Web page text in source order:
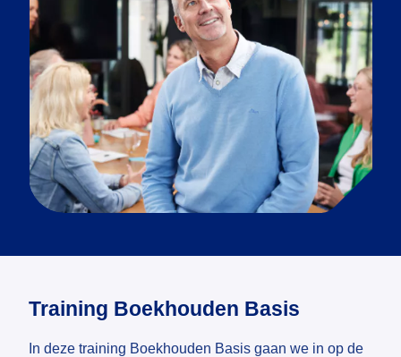
Training Boekhouden Basis
In deze training Boekhouden Basis gaan we in op de